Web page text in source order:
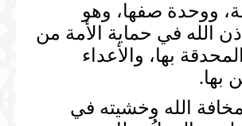
ووحدة صفها، وهو
الله في حماية الأمة من
بها، والأعداء
بها.
الله وخشيته في